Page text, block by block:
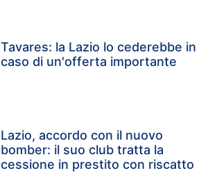
Tavares: la Lazio lo cederebbe in
caso di un'offerta importante
Lazio, accordo con il nuovo
bomber: il suo club tratta la
cessione in prestito con riscatto